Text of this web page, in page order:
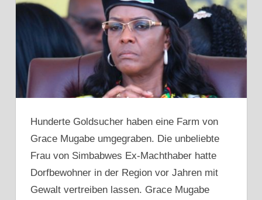
Hunderte Goldsucher haben eine Farm von
Grace Mugabe umgegraben. Die unbeliebte
Frau von Simbabwes Ex-Machthaber hatte
Dorfbewohner in der Region vor Jahren mit
Gewalt vertreiben lassen. Grace Mugabe